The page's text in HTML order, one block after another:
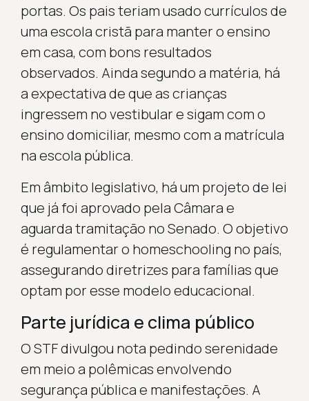
portas. Os pais teriam usado currículos de
uma escola cristã para manter o ensino
em casa, com bons resultados
observados. Ainda segundo a matéria, há
a expectativa de que as crianças
ingressem no vestibular e sigam com o
ensino domiciliar, mesmo com a matrícula
na escola pública.
Em âmbito legislativo, há um projeto de lei
que já foi aprovado pela Câmara e
aguarda tramitação no Senado. O objetivo
é regulamentar o homeschooling no país,
assegurando diretrizes para famílias que
optam por esse modelo educacional.
Parte jurídica e clima público
O STF divulgou nota pedindo serenidade
em meio a polêmicas envolvendo
segurança pública e manifestações. A